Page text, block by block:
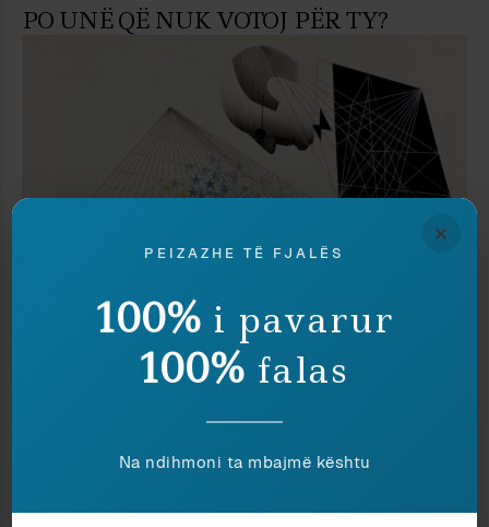
PO UNË QË NUK VOTOJ PËR TY?
Klejda Rrapaj
GJUHA E SPEKTAKLIT TEK EDI RAMA
×
PEIZAZHE TË FJALËS
100% i pavarur
100% falas
Na ndihmoni ta mbajmë kështu